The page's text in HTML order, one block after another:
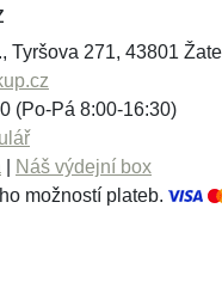
Tyršova 271, 43801
(Po-Pá 8:00-16:30)
Náš výdejní box
možností plateb.